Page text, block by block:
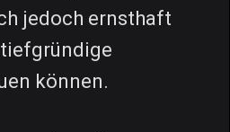
jedoch ernsthaft
können.